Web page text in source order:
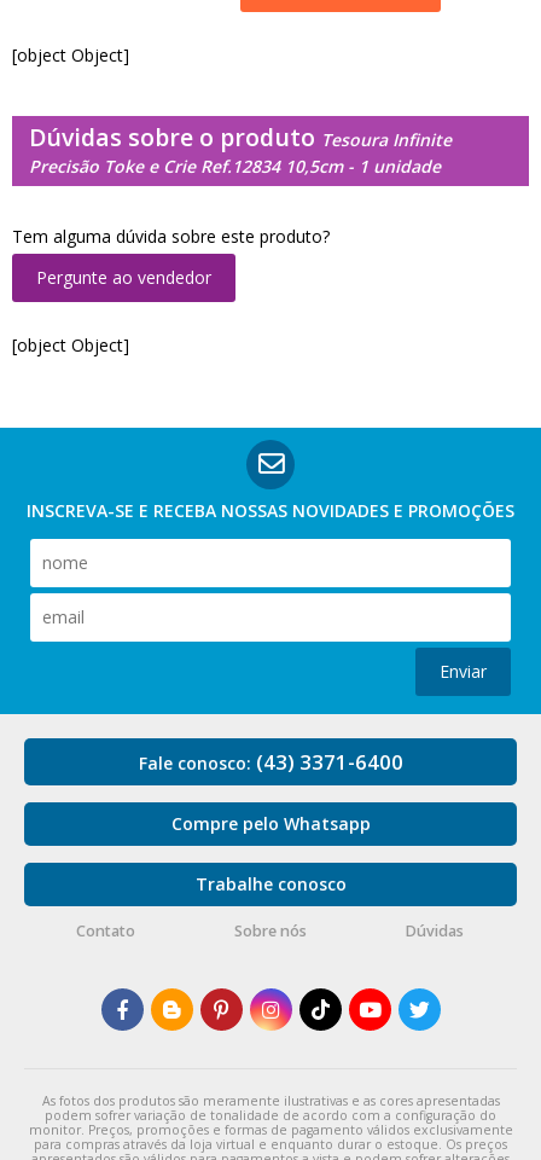
[object Object]
Dúvidas sobre o produto Tesoura Infinite
Precisão Toke e Crie Ref.12834 10,5cm - 1 unidade
Tem alguma dúvida sobre este produto?
Pergunte ao vendedor
[object Object]
INSCREVA-SE E RECEBA NOSSAS NOVIDADES E PROMOÇÕES
Enviar
Fale conosco: (43) 3371-6400
Compre pelo Whatsapp
Trabalhe conosco
Contato Sobre nós Dúvidas
As fotos dos produtos são meramente ilustrativas e as cores apresentadas
podem sofrer variação de tonalidade de acordo com a configuração do
monitor. Preços, promoções e formas de pagamento válidos exclusivamente
para compras através da loja virtual e enquanto durar o estoque. Os preços